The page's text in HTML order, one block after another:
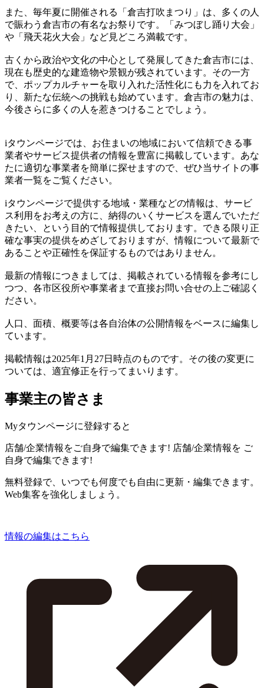
また、毎年夏に開催される「倉吉打吹まつり」は、多くの人
で賑わう倉吉市の有名なお祭りです。「みつぼし踊り大会」
や「飛天花火大会」など見どころ満載です。
古くから政治や文化の中心として発展してきた倉吉市には、
現在も歴史的な建造物や景観が残されています。その一方
で、ポップカルチャーを取り入れた活性化にも力を入れてお
り、新たな伝統への挑戦も始めています。倉吉市の魅力は、
今後さらに多くの人を惹きつけることでしょう。
iタウンページでは、お住まいの地域において信頼できる事
業者やサービス提供者の情報を豊富に掲載しています。あな
たに適切な事業者を簡単に探せますので、ぜひ当サイトの事
業者一覧をご覧ください。
iタウンページで提供する地域・業種などの情報は、サービ
ス利用をお考えの方に、納得のいくサービスを選んでいただ
きたい、という目的で情報提供しております。できる限り正
確な事実の提供をめざしておりますが、情報について最新で
あることや正確性を保証するものではありません。
最新の情報につきましては、掲載されている情報を参考にし
つつ、各市区役所や事業者まで直接お問い合せの上ご確認く
ださい。
人口、面積、概要等は各自治体の公開情報をベースに編集し
ています。
掲載情報は2025年1月27日時点のものです。その後の変更に
ついては、適宜修正を行ってまいります。
事業主の皆さま
Myタウンページに登録すると
店舗/企業情報をご自身で編集できます! 店舗/企業情報を ご
自身で編集できます!
無料登録で、いつでも何度でも自由に更新・編集できます。
Web集客を強化しましょう。
情報の編集はこちら